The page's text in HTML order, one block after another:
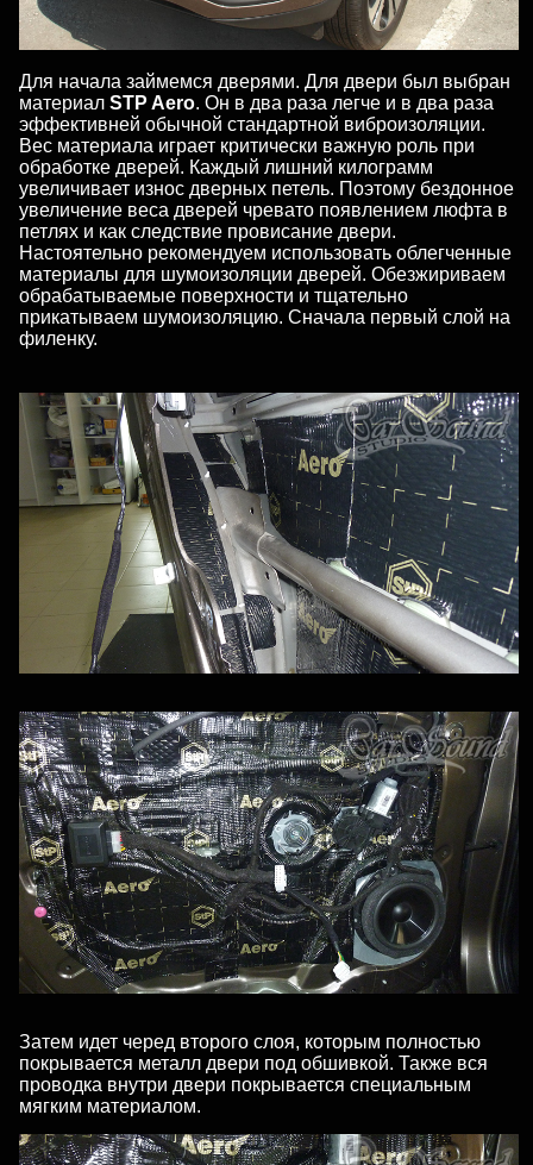
Для начала займемся дверями. Для двери был выбран
материал STP Aero. Он в два раза легче и в два раза
эффективней обычной стандартной виброизоляции.
Вес материала играет критически важную роль при
обработке дверей. Каждый лишний килограмм
увеличивает износ дверных петель. Поэтому бездонное
увеличение веса дверей чревато появлением люфта в
петлях и как следствие провисание двери.
Настоятельно рекомендуем использовать облегченные
материалы для шумоизоляции дверей. Обезжириваем
обрабатываемые поверхности и тщательно
прикатываем шумоизоляцию. Сначала первый слой на
филенку.
Затем идет черед второго слоя, которым полностью
покрывается металл двери под обшивкой. Также вся
проводка внутри двери покрывается специальным
мягким материалом.